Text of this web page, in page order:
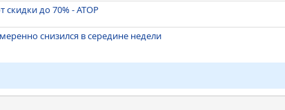
скидки до 70% - АТОР
снизился в середине недели